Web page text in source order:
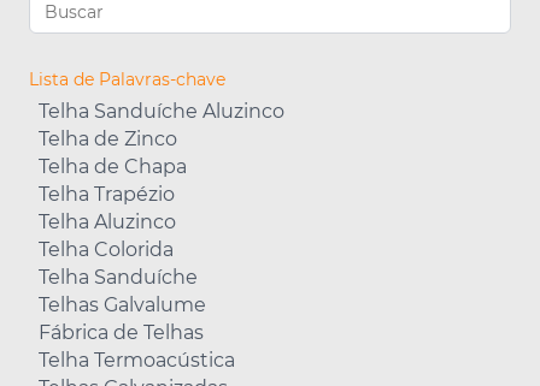
Lista de Palavras-chave
Telha Sanduíche Aluzinco
Telha de Zinco
Telha de Chapa
Telha Trapézio
Telha Aluzinco
Telha Colorida
Telha Sanduíche
Telhas Galvalume
Fábrica de Telhas
Telha Termoacústica